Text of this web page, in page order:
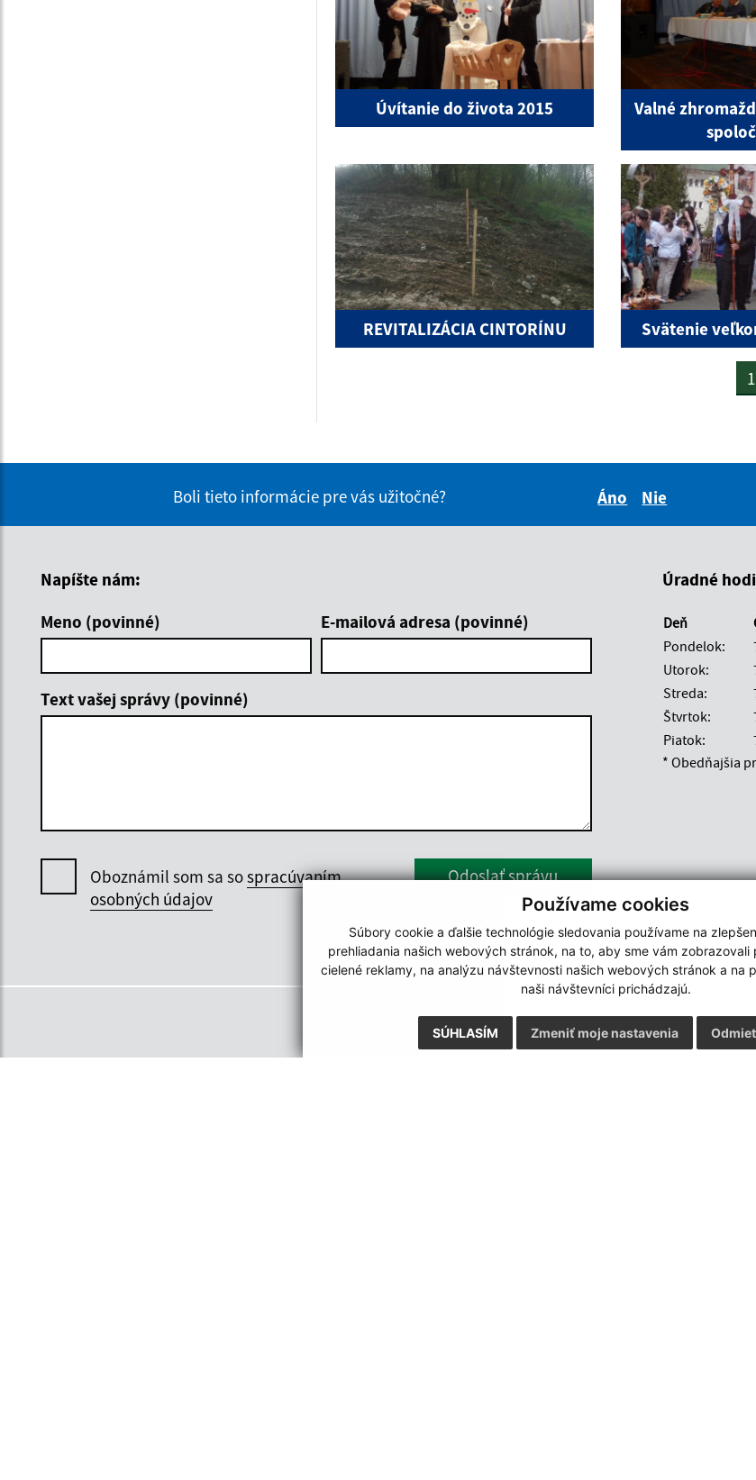
Používame cookies
Súbory cookie a ďalšie technológie sledovania používame na
prehliadania našich webových stránok, na to, aby sme vám zobrazovali
cielené reklamy, na analýzu návštevnosti našich webových stránok a na
naši návštevníci prichádzajú.
SÚHLASÍM Zmeniť moje nastavenia
Úvítanie do života 2015
Valné
REVITALIZÁCIA CINTORÍNU Svätenie
1
Boli tieto informácie pre vás užitočné?
Áno
Nie
Napíšte nám:
Meno (povinné)
E-mailová adresa (povinné)
Text vašej správy (povinné)
Oboznámil som sa sospracúvaním
osobných údajov
Google reCaptcha
Odoslať správu
Úradné
Deň
Pondelok:
Utorok:
Streda:
Štvrtok:
Piatok:
* Obedňajšia